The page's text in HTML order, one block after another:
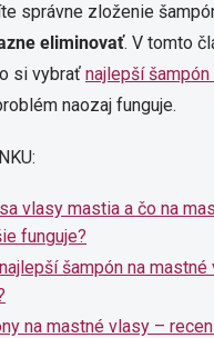
správne zloženie
eliminovať. V tomto
si vybrať najlepší
naozaj funguje.
vlasy mastia a čo na
funguje?
šampón na
na mastné vlasy –